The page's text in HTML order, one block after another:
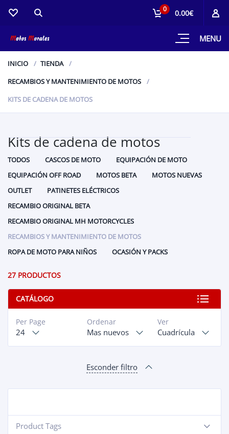
MENU
0 0.00€
INICIO
TIENDA
RECAMBIOS Y MANTENIMIENTO DE MOTOS
KITS DE CADENA DE MOTOS
Kits de cadena de motos
TODOS CASCOS DE MOTO
EQUIPACIÓN DE MOTO
EQUIPACIÓN OFF ROAD
MOTOS BETA
MOTOS NUEVAS
OUTLET
PATINETES ELÉCTRICOS
RECAMBIO ORIGINAL BETA
RECAMBIO ORIGINAL MH MOTORCYCLES
RECAMBIOS Y MANTENIMIENTO DE MOTOS
ROPA DE MOTO PARA NIÑOS
OCASIÓN Y PACKS
27 PRODUCTOS
CATÁLOGO
Ver
Cuadrícula
Ordenar
Mas nuevos
Per Page
24
Esconder filtro
Product Tags
-